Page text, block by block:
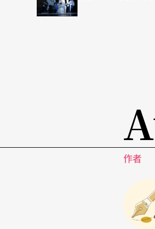
白先勇意識到崑曲背後深厚
的化石，成為一灘死水。」
白先勇感慨：看汪世瑜、張
動，但他開始憂心，崑曲演
浪漫愛情神話，呈現的應是
白先勇舉「一代伶王」梅蘭
作者